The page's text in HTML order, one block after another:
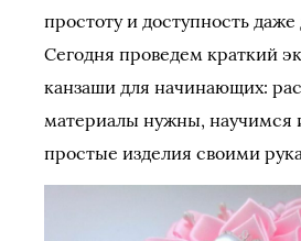
простоту и доступность даже
Сегодня проведем краткий
канзаши для начинающих:
материалы нужны, научимся
простые изделия своими